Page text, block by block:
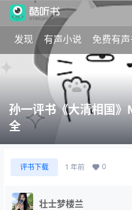
发现 有声小说 免费有声
孙一评书《大清相国
全
评书下载 1 年前 0
壮士梦楼兰